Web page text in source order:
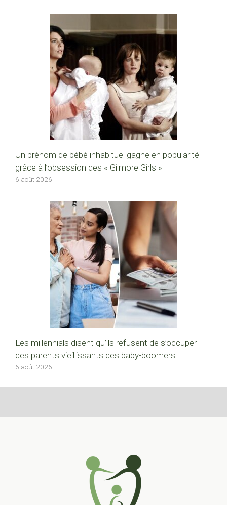
Un prénom de bébé inhabituel gagne en popularité
grâce à l’obsession des « Gilmore Girls »
6 août 2026
Les millennials disent qu’ils refusent de s’occuper
des parents vieillissants des baby-boomers
6 août 2026